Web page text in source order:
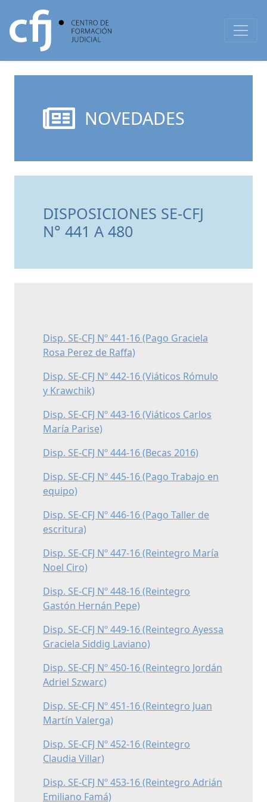
NOVEDADES
DISPOSICIONES SE-CFJ
N° 441 A 480
Disp. SE-CFJ Nº 441-16 (Pago Graciela
Rosa Perez de Raffa)
Disp. SE-CFJ Nº 442-16 (Viáticos Rómulo
y Krawchik)
Disp. SE-CFJ Nº 443-16 (Viáticos Carlos
María Parise)
Disp. SE-CFJ Nº 444-16 (Becas 2016)
Disp. SE-CFJ Nº 445-16 (Pago Trabajo en
equipo)
Disp. SE-CFJ Nº 446-16 (Pago Taller de
escritura)
Disp. SE-CFJ Nº 447-16 (Reintegro María
Noel Ciro)
Disp. SE-CFJ Nº 448-16 (Reintegro
Gastón Hernán Pepe)
Disp. SE-CFJ Nº 449-16 (Reintegro Ayessa
Graciela Siddig Laviano)
Disp. SE-CFJ Nº 450-16 (Reintegro Jordán
Adriel Szwarc)
Disp. SE-CFJ Nº 451-16 (Reintegro Juan
Martín Valerga)
Disp. SE-CFJ Nº 452-16 (Reintegro
Claudia Villar)
Disp. SE-CFJ Nº 453-16 (Reintegro Adrián
Emiliano Famá)